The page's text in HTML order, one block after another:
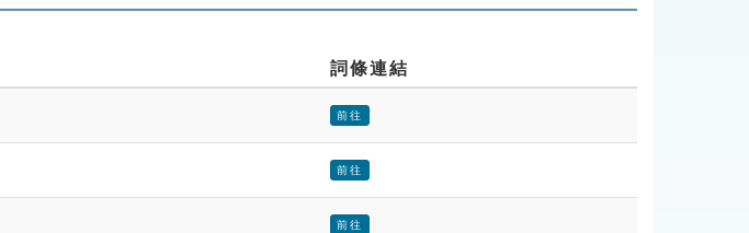
詞條連結
前往
前往
前往